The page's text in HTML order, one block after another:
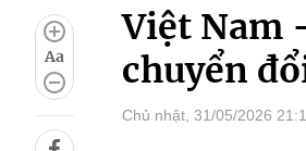
Aa
Việt Nam
chuyển
Chủ nhật, 31/05/2026